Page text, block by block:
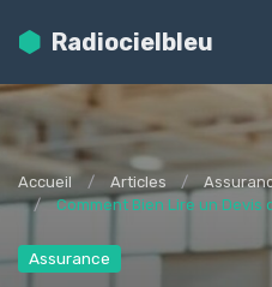
Radiocielbleu
Accueil Articles
Comment Bien Lire un Devis
Assurance